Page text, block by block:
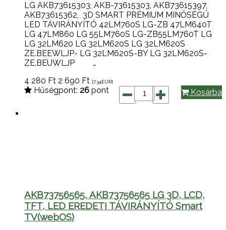
LG AKB73615303, AKB-73615303, AKB73615397,
AKB73615362, 3D SMART PRÉMIUM MINŐSÉGŰ
LED TÁVIRÁNYÍTÓ 42LM760S LG-ZB 47LM640T
LG 47LM860 LG 55LM760S LG-ZB55LM760T LG
LG 32LM620 LG 32LM620S LG 32LM620S
ZE.BEEWLJP- LG 32LM620S-BY LG 32LM620S-
ZE.BEUWLJP …
4 280 Ft 2 690 Ft [7.34EUR]
Hűségpont: 26 pont Kosárba
AKB73756565, AKB73756565 LG 3D, LCD,
TFT, LED EREDETI TÁVIRÁNYÍTÓ Smart
TV(webOS)